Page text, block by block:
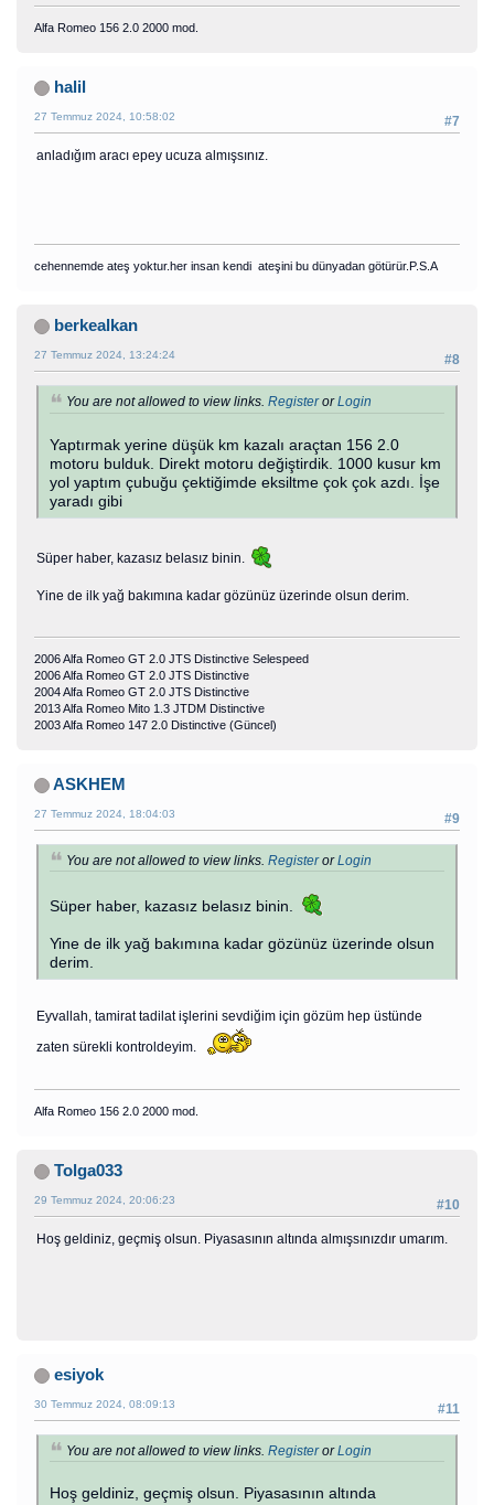
Alfa Romeo 156 2.0 2000 mod.
halil
#7
27 Temmuz 2024, 10:58:02
anladığım aracı epey ucuza almışsınız.
cehennemde ateş yoktur.her insan kendi ateşini bu dünyadan götürür.P.S.A
berkealkan
#8
27 Temmuz 2024, 13:24:24
You are not allowed to view links. RegisterorLogin
Yaptırmak yerine düşük km kazalı araçtan 156 2.0
motoru bulduk. Direkt motoru değiştirdik. 1000 kusur km
yol yaptım çubuğu çektiğimde eksiltme çok çok azdı. İşe
yaradı gibi
Süper haber, kazasız belasız binin.
Yine de ilk yağ bakımına kadar gözünüz üzerinde olsun derim.
2006 Alfa Romeo GT 2.0 JTS Distinctive Selespeed
2006 Alfa Romeo GT 2.0 JTS Distinctive
2004 Alfa Romeo GT 2.0 JTS Distinctive
2013 Alfa Romeo Mito 1.3 JTDM Distinctive
2003 Alfa Romeo 147 2.0 Distinctive (Güncel)
ASKHEM
#9
27 Temmuz 2024, 18:04:03
You are not allowed to view links. RegisterorLogin
Süper haber, kazasız belasız binin.
Yine de ilk yağ bakımına kadar gözünüz üzerinde olsun
derim.
Eyvallah, tamirat tadilat işlerini sevdiğim için gözüm hep üstünde
zaten sürekli kontroldeyim.
Alfa Romeo 156 2.0 2000 mod.
Tolga033
#10
29 Temmuz 2024, 20:06:23
Hoş geldiniz, geçmiş olsun. Piyasasının altında almışsınızdır umarım.
esiyok
#11
30 Temmuz 2024, 08:09:13
You are not allowed to view links. RegisterorLogin
Hoş geldiniz, geçmiş olsun. Piyasasının altında